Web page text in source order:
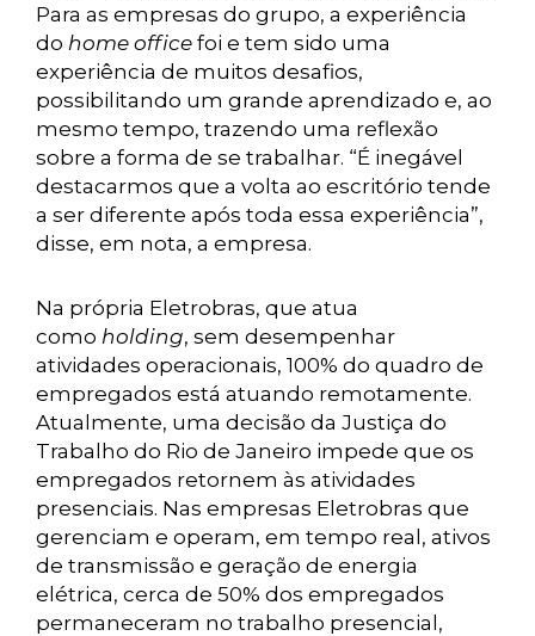
Para as empresas do grupo, a experiência
do home office foi e tem sido uma
experiência de muitos desafios,
possibilitando um grande aprendizado e, ao
mesmo tempo, trazendo uma reflexão
sobre a forma de se trabalhar. “É inegável
destacarmos que a volta ao escritório tende
a ser diferente após toda essa experiência”,
disse, em nota, a empresa.
Na própria Eletrobras, que atua
como holding, sem desempenhar
atividades operacionais, 100% do quadro de
empregados está atuando remotamente.
Atualmente, uma decisão da Justiça do
Trabalho do Rio de Janeiro impede que os
empregados retornem às atividades
presenciais. Nas empresas Eletrobras que
gerenciam e operam, em tempo real, ativos
de transmissão e geração de energia
elétrica, cerca de 50% dos empregados
permaneceram no trabalho presencial,